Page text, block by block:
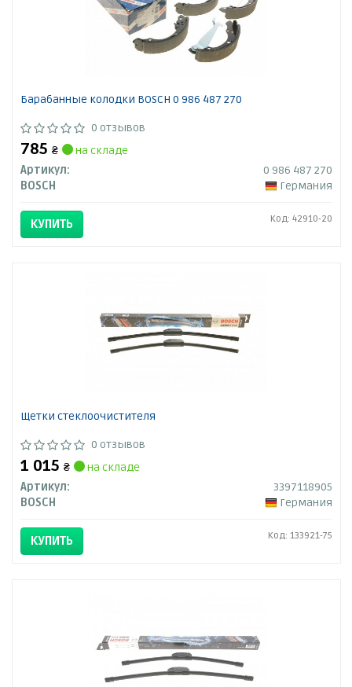
Барабанные колодки BOSCH 0 986 487 270
0 отзывов
785 ₴
на складе
Артикул:
0 986 487 270
BOSCH
Германия
КУПИТЬ Код: 42910-20
Щетки стеклоочистителя
0 отзывов
1 015 ₴
на складе
Артикул:
3397118905
BOSCH
Германия
КУПИТЬ Код: 133921-75